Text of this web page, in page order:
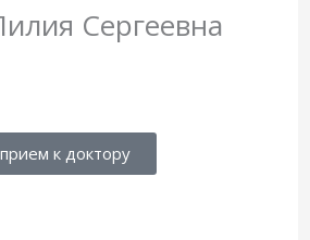
Сергеевна
к доктору